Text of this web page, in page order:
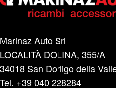
Marinaz Auto Srl
LOCALITÀ DOLINA, 355/A
34018 San Dorligo della
Tel. +39 040 228284